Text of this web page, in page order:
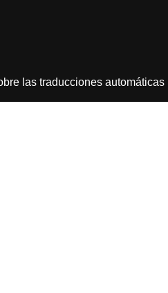
las traducciones automáticas